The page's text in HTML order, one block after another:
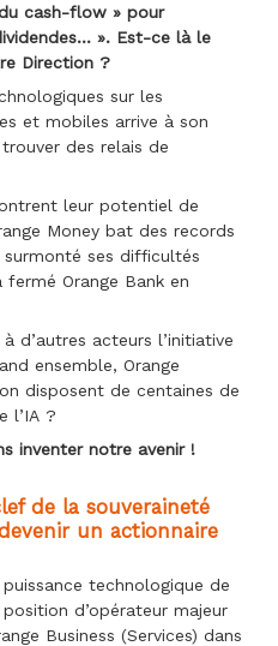
cash-flow » pour
». Est-ce là le
Direction ?
sur les
et mobiles arrive à son
des relais de
leur potentiel de
Money bat des records
ses difficultés
Orange Bank en
d’autres acteurs l’initiative
ensemble, Orange
disposent de centaines de
l’IA ?
inventer notre avenir !
de la souveraineté
un actionnaire
technologique de
d’opérateur majeur
Business (Services) dans